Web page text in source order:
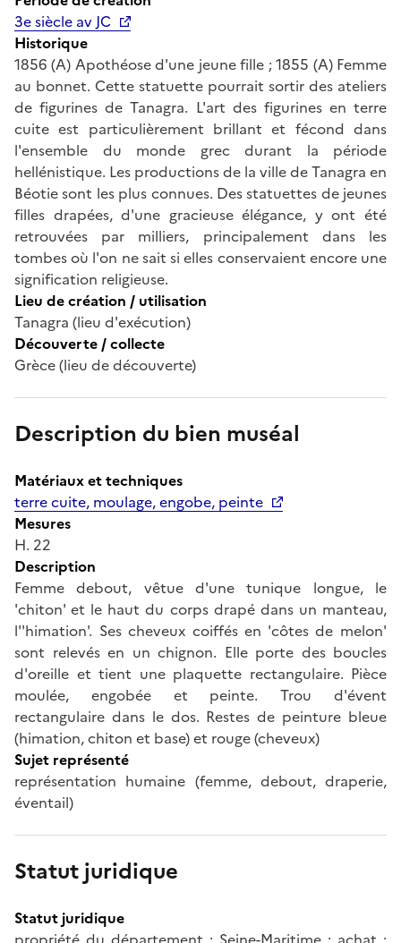
3e siècle av JC
Historique
1856 (A) Apothéose d'une jeune fille ; 1855 (A) Femme
au bonnet. Cette statuette pourrait sortir des ateliers
de figurines de Tanagra. L'art des figurines en terre
cuite est particulièrement brillant et fécond dans
l'ensemble du monde grec durant la période
hellénistique. Les productions de la ville de Tanagra en
Béotie sont les plus connues. Des statuettes de jeunes
filles drapées, d'une gracieuse élégance, y ont été
retrouvées par milliers, principalement dans les
tombes où l'on ne sait si elles conservaient encore une
signification religieuse.
Lieu de création / utilisation
Tanagra (lieu d'exécution)
Découverte / collecte
Grèce (lieu de découverte)
Description du bien muséal
Matériaux et techniques
terre cuite, moulage, engobe, peinte
Mesures
H. 22
Description
Femme debout, vêtue d'une tunique longue, le
'chiton' et le haut du corps drapé dans un manteau,
l''himation'. Ses cheveux coiffés en 'côtes de melon'
sont relevés en un chignon. Elle porte des boucles
d'oreille et tient une plaquette rectangulaire. Pièce
moulée, engobée et peinte. Trou d'évent
rectangulaire dans le dos. Restes de peinture bleue
(himation, chiton et base) et rouge (cheveux)
Sujet représenté
représentation humaine (femme, debout, draperie,
éventail)
Statut juridique
Statut juridique